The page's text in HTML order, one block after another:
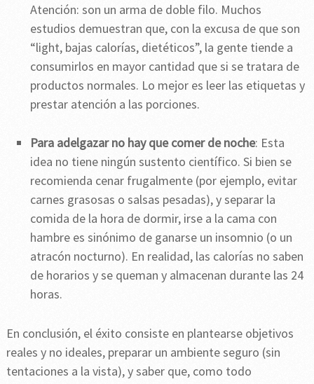
Atención: son un arma de doble filo. Muchos
estudios demuestran que, con la excusa de que son
“light, bajas calorías, dietéticos”, la gente tiende a
consumirlos en mayor cantidad que si se tratara de
productos normales. Lo mejor es leer las etiquetas y
prestar atención a las porciones.
Para adelgazar no hay que comer de noche: Esta
idea no tiene ningún sustento científico. Si bien se
recomienda cenar frugalmente (por ejemplo, evitar
carnes grasosas o salsas pesadas), y separar la
comida de la hora de dormir, irse a la cama con
hambre es sinónimo de ganarse un insomnio (o un
atracón nocturno). En realidad, las calorías no saben
de horarios y se queman y almacenan durante las 24
horas.
En conclusión, el éxito consiste en plantearse objetivos
reales y no ideales, preparar un ambiente seguro (sin
tentaciones a la vista), y saber que, como todo